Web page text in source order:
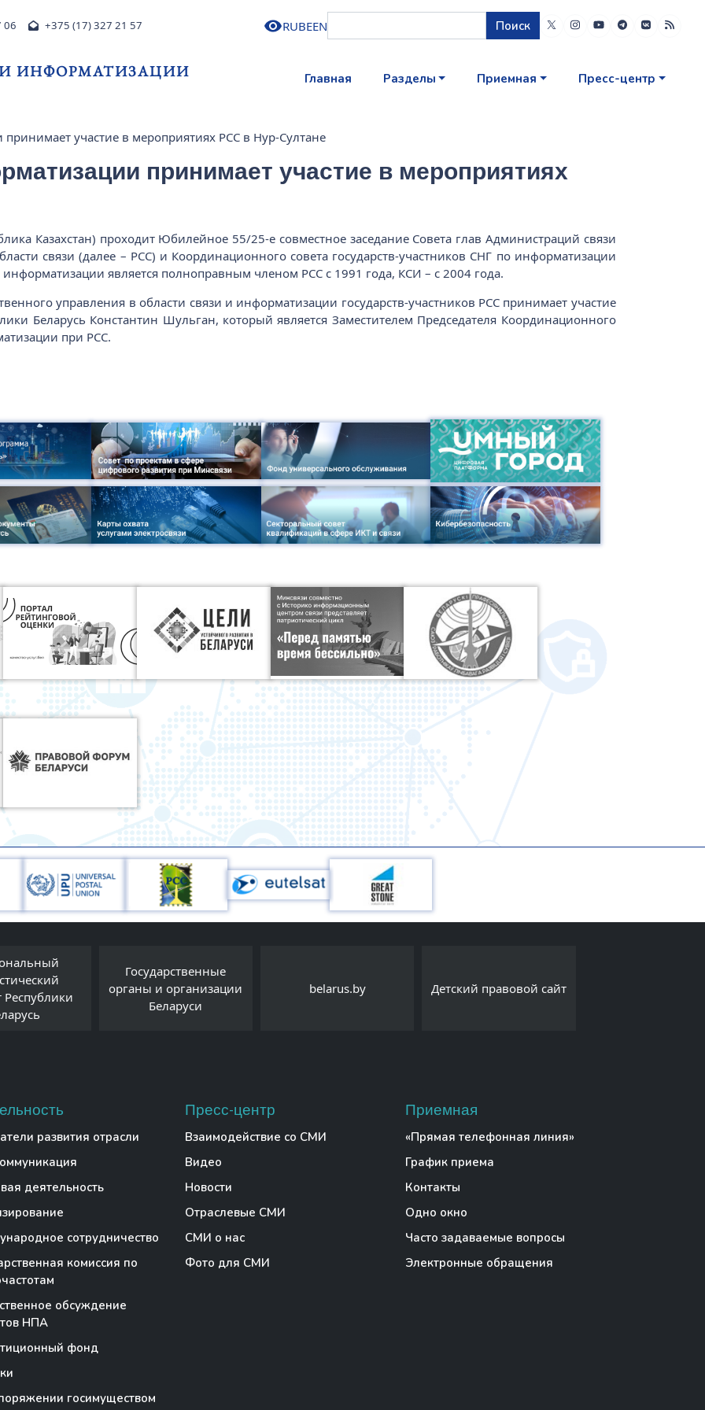
06 +375 (17) 327 21 57 RUBEEN Поиск
ИНФОРМАТИЗАЦИИ Главная Разделы Приемная Пресс-центр
участие в мероприятиях РСС в Нур-Султане
принимает участие в мероприятиях
Казахстан) проходит Юбилейное 55/25-е совместное заседание Совета глав Администраций связи
связи (далее – РСС) и Координационного совета государств-участников СНГ по информатизации
является полноправным членом РСС с 1991 года, КСИ – с 2004 года.
управления в области связи и информатизации государств-участников РСС принимает участие
Беларусь Константин Шульган, который является Заместителем Председателя Координационного
при РСС.
Республики
Государственные
органы и организации
Беларуси
belarus.by Детский правовой сайт
развития отрасли
деятельность
сотрудничество
комиссия по
обсуждение
НПА
фонд
госимуществом
Пресс-центр
Взаимодействие со СМИ
Видео
Новости
Отраслевые СМИ
СМИ о нас
Фото для СМИ
Приемная
«Прямая телефонная линия»
График приема
Контакты
Одно окно
Часто задаваемые вопросы
Электронные обращения